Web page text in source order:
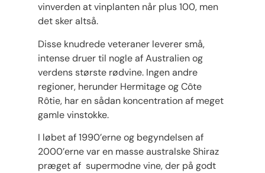
vinverden at vinplanten når plus 100, men
det sker altså.
Disse knudrede veteraner leverer små,
intense druer til nogle af Australien og
verdens største rødvine. Ingen andre
regioner, herunder Hermitage og Côte
Rôtie, har en sådan koncentration af meget
gamle vinstokke.
I løbet af 1990’erne og begyndelsen af ​​
2000’erne var en masse australske Shiraz
præget af supermodne vine, der på godt